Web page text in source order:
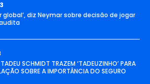
global’, diz Neymar sobre decisão de jogar
SCHMIDT TRAZEM ‘TADEUZINHO’ PARA
SOBRE A IMPORTÂNCIA DO SEGURO